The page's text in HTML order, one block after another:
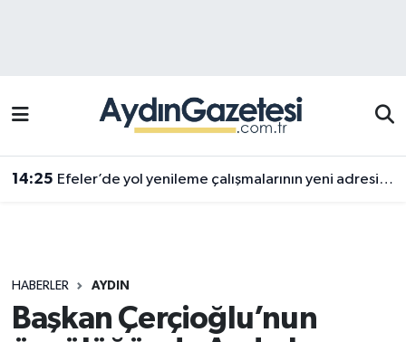
14:25 Efeler’de yol yenileme çalışmalarının yeni adresi Pınardere Mahallesi
HABERLER AYDIN
Başkan Çerçioğlu’nun
Efeler Trafik Yoğunluk Haritası
Süper Lig Puan Durumu ve Fikstür